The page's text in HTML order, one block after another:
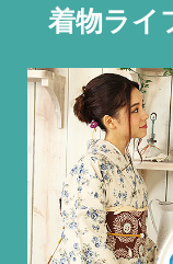
着物ライ